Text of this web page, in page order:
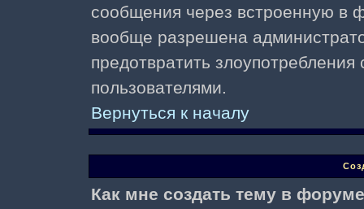
сообщения через встроенную в
вообще разрешена
предотвратить
пользователями.
Вернуться к началу
Как мне создать тему в